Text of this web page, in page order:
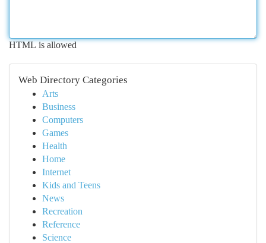
HTML is allowed
Web Directory Categories
Arts
Business
Computers
Games
Health
Home
Internet
Kids and Teens
News
Recreation
Reference
Science